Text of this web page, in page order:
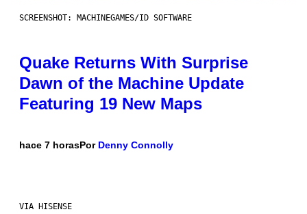
SCREENSHOT: MACHINEGAMES/ID SOFTWARE
Quake Returns With Surprise
Dawn of the Machine Update
Featuring 19 New Maps
hace 7 horasPor Denny Connolly
VIA HISENSE